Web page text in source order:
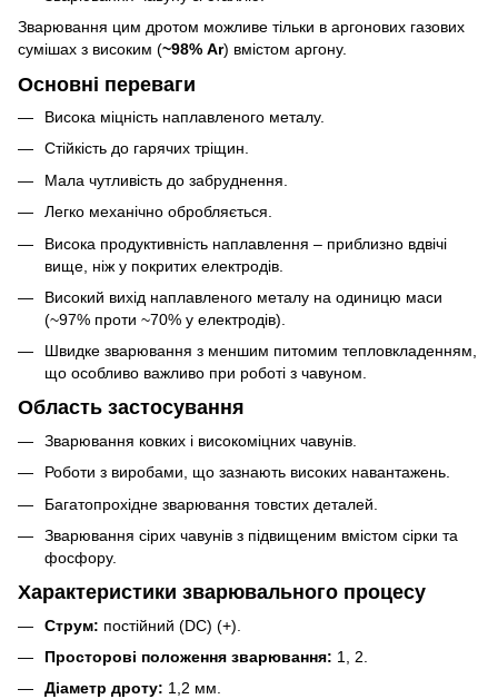
Зварювання цим дротом можливе тільки в аргонових газових
сумішах з високим (~98% Ar) вмістом аргону.
Основні переваги
Висока міцність наплавленого металу.
Стійкість до гарячих тріщин.
Мала чутливість до забруднення.
Легко механічно обробляється.
Висока продуктивність наплавлення – приблизно вдвічі
вище, ніж у покритих електродів.
Високий вихід наплавленого металу на одиницю маси
(~97% проти ~70% у електродів).
Швидке зварювання з меншим питомим тепловкладенням,
що особливо важливо при роботі з чавуном.
Область застосування
Зварювання ковких і високоміцних чавунів.
Роботи з виробами, що зазнають високих навантажень.
Багатопрохідне зварювання товстих деталей.
Зварювання сірих чавунів з підвищеним вмістом сірки та
фосфору.
Характеристики зварювального процесу
Струм: постійний (DC) (+).
Просторові положення зварювання: 1, 2.
Діаметр дроту: 1,2 мм.